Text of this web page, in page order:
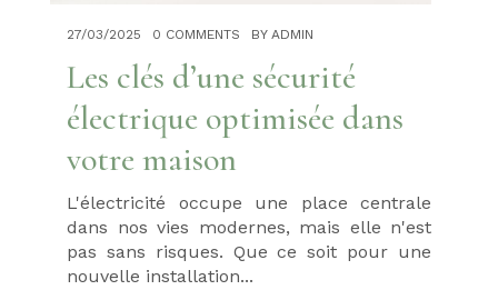
commande ?
20/06/2022 0 COMMENTS
Quels sont les
avantages et les
inconvénients
d’une cuisinière
électrique ?
27/03/2025 0 COMMENTS BY ADMIN
Les clés d’une sécurité
électrique optimisée dans
votre maison
L'électricité occupe une place centrale
dans nos vies modernes, mais elle n'est
pas sans risques. Que ce soit pour une
nouvelle installation...